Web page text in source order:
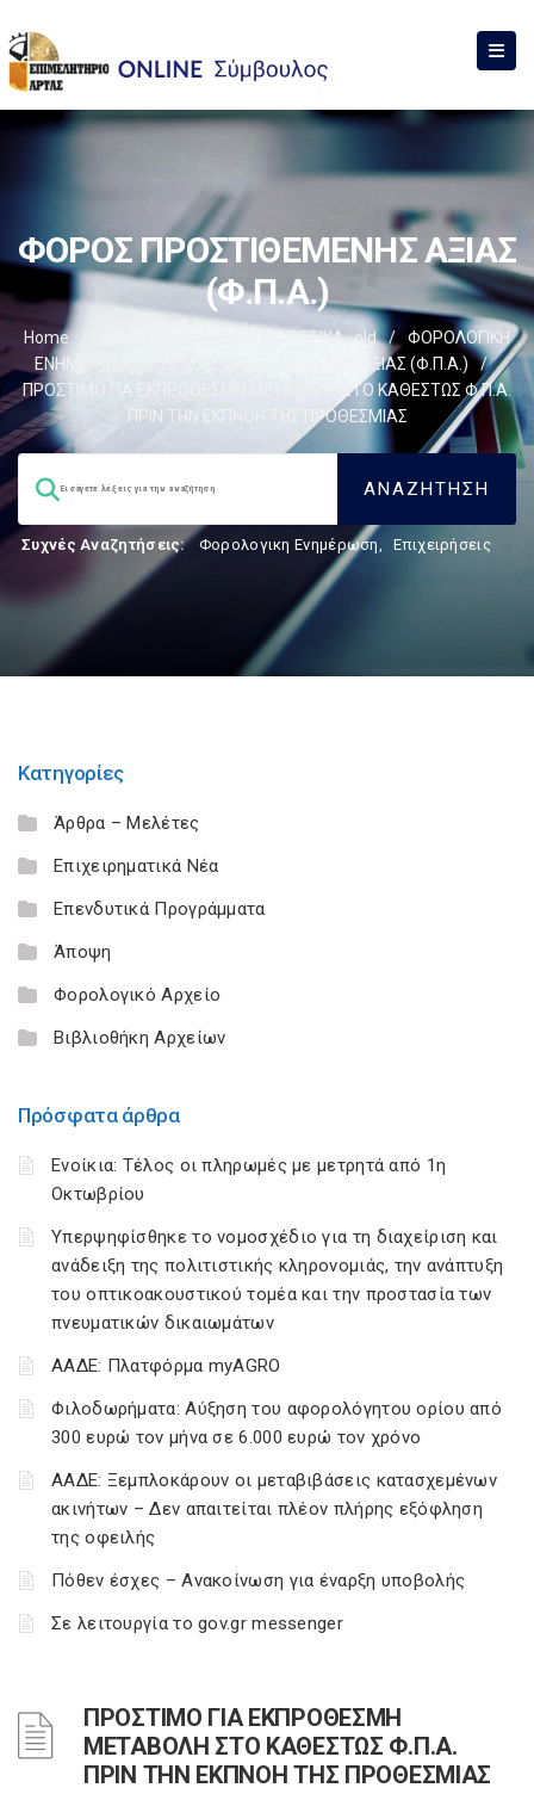
ΦΟΡΟΣ ΠΡΟΣΤΙΘΕΜΕΝΗΣ ΑΞΙΑΣ
(Φ.Π.Α.)
Home ΦΟΡΟΛΟΓΙΣΤΙΚΑ_old /
ΦΟΡΟΛΟΓΙΚΗ
ΕΝΗΜΕΡΩΣΗ
ΦΟΡΟΣ ΠΡΟΣΤΙΘΕΜΕΝΗΣ ΑΞΙΑΣ (Φ.Π.Α.)
/
ΠΡΟΣΤΙΜΟ ΓΙΑ ΕΚΠΡΟΘΕΣΜΗ ΜΕΤΑΒΟΛΗ ΣΤΟ ΚΑΘΕΣΤΩΣ Φ.Π.Α.
ΠΡΙΝ ΤΗΝ ΕΚΠΝΟΗ ΤΗΣ ΠΡΟΘΕΣΜΙΑΣ
Συχνές Αναζητήσεις: Φορολογικη Ενημέρωση, Επιχειρήσεις
Κατηγορίες
Άρθρα – Μελέτες
Επιχειρηματικά Νέα
Επενδυτικά Προγράμματα
Άποψη
Φορολογικό Αρχείο
Βιβλιοθήκη Αρχείων
Πρόσφατα άρθρα
Ενοίκια: Τέλος οι πληρωμές με μετρητά από 1η
Οκτωβρίου
Υπερψηφίσθηκε το νομοσχέδιο για τη διαχείριση και
ανάδειξη της πολιτιστικής κληρονομιάς, την ανάπτυξη
του οπτικοακουστικού τομέα και την προστασία των
πνευματικών δικαιωμάτων
ΑΑΔΕ: Πλατφόρμα myAGRO
Φιλοδωρήματα: Αύξηση του αφορολόγητου ορίου από
300 ευρώ τον μήνα σε 6.000 ευρώ τον χρόνο
ΑΑΔΕ: Ξεμπλοκάρουν οι μεταβιβάσεις κατασχεμένων
ακινήτων – Δεν απαιτείται πλέον πλήρης εξόφληση
της οφειλής
Πόθεν έσχες – Ανακοίνωση για έναρξη υποβολής
Σε λειτουργία το gov.gr messenger
ΠΡΟΣΤΙΜΟ ΓΙΑ ΕΚΠΡΟΘΕΣΜΗ
ΜΕΤΑΒΟΛΗ ΣΤΟ ΚΑΘΕΣΤΩΣ Φ.Π.Α.
ΠΡΙΝ ΤΗΝ ΕΚΠΝΟΗ ΤΗΣ ΠΡΟΘΕΣΜΙΑΣ